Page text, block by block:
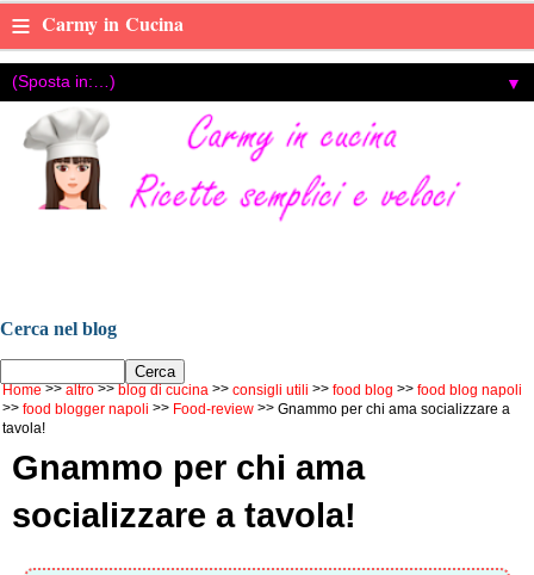
≡ Carmy in Cucina
▼
Cerca nel blog
Home altro blog di cucina consigli utili food blog
food blog napoli
food blogger napoli
Food-review
Gnammo per chi ama socializzare a
tavola!
Gnammo per chi ama
socializzare a tavola!